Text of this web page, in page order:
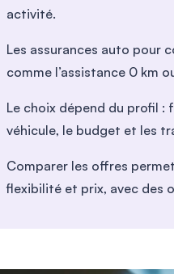
activité.
Les assurances auto pour
comme l’assistance 0 km
Le choix dépend du profil :
véhicule, le budget et les
Comparer les offres
flexibilité et prix, avec des